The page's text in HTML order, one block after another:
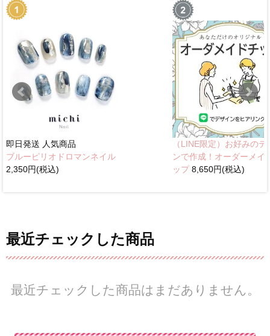
即日発送 人気商品
ブルーピリオドロマンネイル
2,350円(税込)
（LINE限定）お好みのデ
ンで作成！オーダーメイ
ップ8,650円(税込)
最近チェックした商品
最近チェックした商品はまだありません。